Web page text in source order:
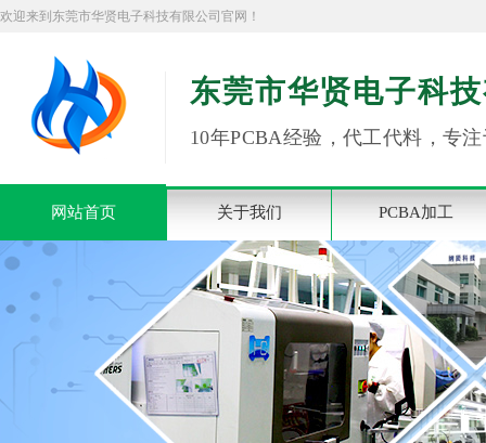
欢迎来到东莞市华贤电子科技有限公司官网！
东莞市华贤电子科
10年PCBA经验，代工代料，专
网站首页 关于我们 PCBA加工